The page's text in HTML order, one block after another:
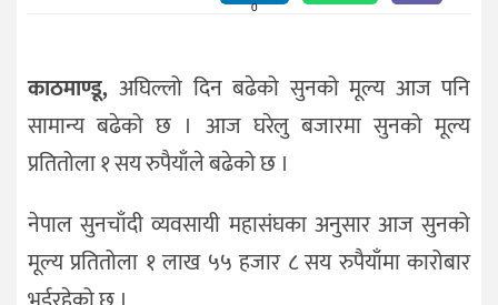
संस्कृति
विचार
देश
राजनीति
0
काठमाण्डू,अघिल्लो दिन बढेको सुनको मूल्य आज पनि
सामान्य बढेको छ । आज घरेलु बजारमा सुनको मूल्य
प्रतितोला १ सय रुपैयाँले बढेको छ ।
नेपाल सुनचाँदी व्यवसायी महासंघका अनुसार आज सुनको
मूल्य प्रतितोला १ लाख ५५ हजार ८ सय रुपैयाँमा कारोबार